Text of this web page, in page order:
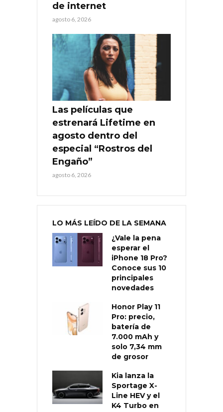
de internet
agosto 6, 2026
Las películas que
estrenará Lifetime en
agosto dentro del
especial “Rostros del
Engaño”
agosto 6, 2026
LO MÁS LEÍDO DE LA SEMANA
¿Vale la pena
esperar el
iPhone 18 Pro?
Conoce sus 10
principales
novedades
Honor Play 11
Pro: precio,
batería de
7.000 mAh y
solo 7,34 mm
de grosor
Kia lanza la
Sportage X-
Line HEV y el
K4 Turbo en